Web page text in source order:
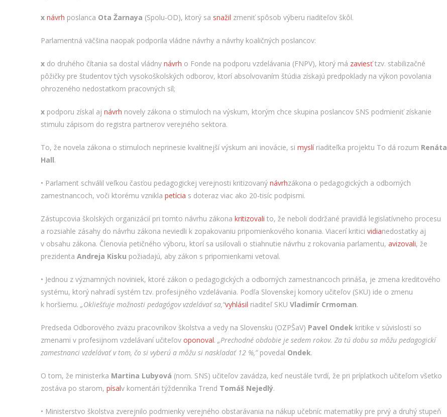
x návrh poslanca Ota Žarnaya (Spolu-OD), ktorý sa snažil zmeniť spôsob výberu riaditeľov škôl.
Parlamentná väčšina naopak podporila vládne návrhy a návrhy koaličných poslancov:
xdo druhého čítania sa dostal vládny návrh o Fonde na podporu vzdelávania (FNPV), ktorý má zaviesťtzv. stabilizačné
pôžičky pre študentov ­­tých vysokoškolských odborov, ktorí absolvovaním štúdia získajú predpoklady na výkon povolania
ohrozeného nedostatkom pracovných síl;
xpodporu získal aj návrh novely zákona o stimuloch na výskum, ktorým chce skupina poslancov SNS podmieniť získanie
stimulu zápisom do registra partnerov verejného sektora.
To, že novela zákona o stimuloch neprinesie kvalitnejší výskum ani inovácie, si myslíriaditeľka projektu To dá rozum Renáta
Hall.
• Parlament schválil veľkou časťou pedagogickej verejnosti kritizovaný návrhzákona o pedagogických a odborných
zamestnancoch, voči ktorému vznikla petícia s doteraz viac ako 20-tisíc podpismi.
Zástupcovia školských organizácií pri tomto návrhu zákona kritizovali to, že neboli dodržané pravidlá legislatívneho procesu
a rozsiahle zásahy do návrhu zákona neviedli k zopakovaniu pripomienkového konania. Viacerí kritici vidianedostatky aj
v obsahu zákona. Členovia petičného výboru, ktorí sa usilovali o stiahnutie návrhu z rokovania parlamentu, avizovali, že
prezidenta Andreja Kisku požiadajú, aby zákon s pripomienkami vetoval.
• Jednou z významných noviniek, ktoré zákon o pedagogických a odborných zamestnancoch prináša, je zmena kreditového
systému, ktorý nahradí systém tzv. profesijného vzdelávania. Podľa Slovenskej komory učiteľov (SKU) ide o zmenu
k horšiemu. „Okliešťuje možnosti pedagógov vzdelávať sa,“vyhlásil riaditeľ SKU Vladimír Crmoman.
Predseda Odborového zväzu pracovníkov školstva a vedy na Slovensku (OZPŠaV) Pavel Ondekkritike v súvislosti so
zmenami v profesijnom vzdelávaní učiteľov oponoval. „Prechodné obdobie je sedem rokov. Za tú dobu sa môžu pedagogickí
zamestnanci vzdelávať v tom, čo si vyberú a môžu si naskladať 12 %,”povedal Ondek.
O tom, že ministerka Martina Lubyová (nom. SNS) učiteľov zavádza, keď neustále tvrdí, že pri príplatkoch učiteľom všetko
zostáva po starom, písalv komentári týždenníka Trend Tomáš Nejedlý.
• Ministerstvo školstva zverejnilo podmienky verejného obstarávania na nákup učebníc matematiky pre prvý a druhý stupeň